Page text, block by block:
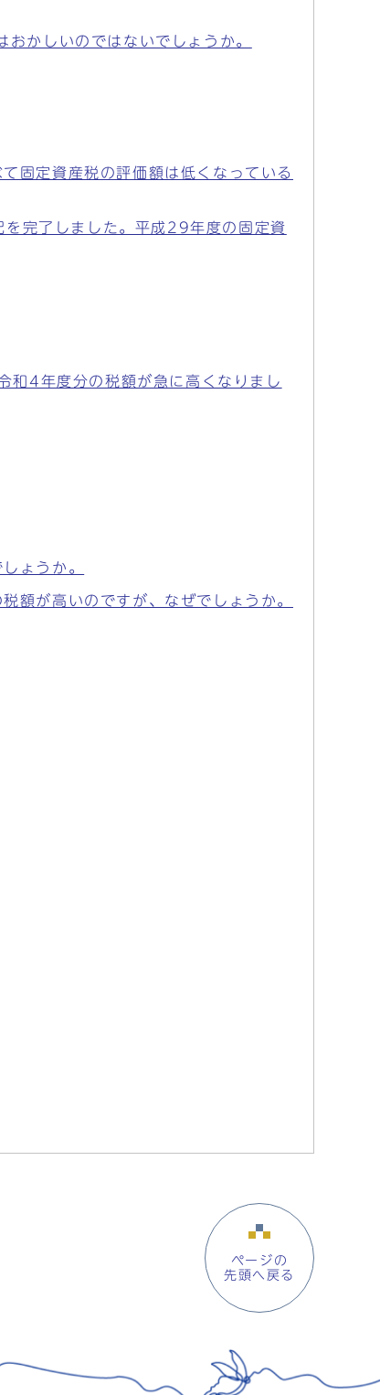
かしいのではないでしょうか。
固定資産税の評価額は低くなっている
完了しました。平成29年度の固定資
和4年度分の税額が急に高くなりまし
ょうか。
額が高いのですが、なぜでしょうか。
ページの
先頭へ戻る